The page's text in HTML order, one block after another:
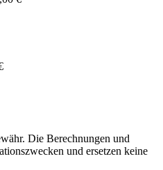
Die Berechnungen und
und ersetzen keine